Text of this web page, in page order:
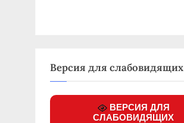
Версия для слабовидящих
ВЕРСИЯ ДЛЯ
СЛАБОВИДЯЩИХ